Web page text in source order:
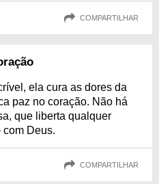
COMPARTILHAR
ela cura as dores da
paz no coração. Não há
que liberta qualquer
com Deus.
COMPARTILHAR